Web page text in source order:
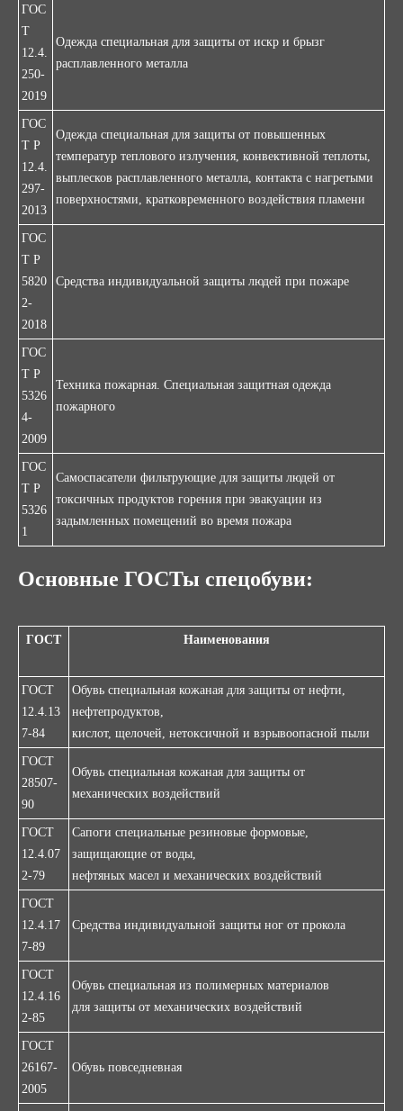
ГОС
Т
12.4.
250-
2019
Одежда специальная для защиты от искр и брызг
расплавленного металла
ГОС
Т Р
12.4.
297-
2013
Одежда специальная для защиты от повышенных
температур теплового излучения, конвективной теплоты,
выплесков расплавленного металла, контакта с нагретыми
поверхностями, кратковременного воздействия пламени
ГОС
Т Р
5820
2-
2018
Средства индивидуальной защиты людей при пожаре
ГОС
Т Р
5326
4-
2009
Техника пожарная. Специальная защитная одежда
пожарного
ГОС
Т Р
5326
1
Самоспасатели фильтрующие для защиты людей от
токсичных продуктов горения при эвакуации из
задымленных помещений во время пожара
Основные ГОСТы спецобуви:
ГОСТ Наименования
ГОСТ
12.4.13
7-84
Обувь специальная кожаная для защиты от нефти,
нефтепродуктов,
кислот, щелочей, нетоксичной и взрывоопасной пыли
ГОСТ
28507-
90
Обувь специальная кожаная для защиты от
механических воздействий
ГОСТ
12.4.07
2-79
Сапоги специальные резиновые формовые,
защищающие от воды,
нефтяных масел и механических воздействий
ГОСТ
12.4.17
7-89
Средства индивидуальной защиты ног от прокола
ГОСТ
12.4.16
2-85
Обувь специальная из полимерных материалов
для защиты от механических воздействий
ГОСТ
26167-
2005
Обувь повседневная